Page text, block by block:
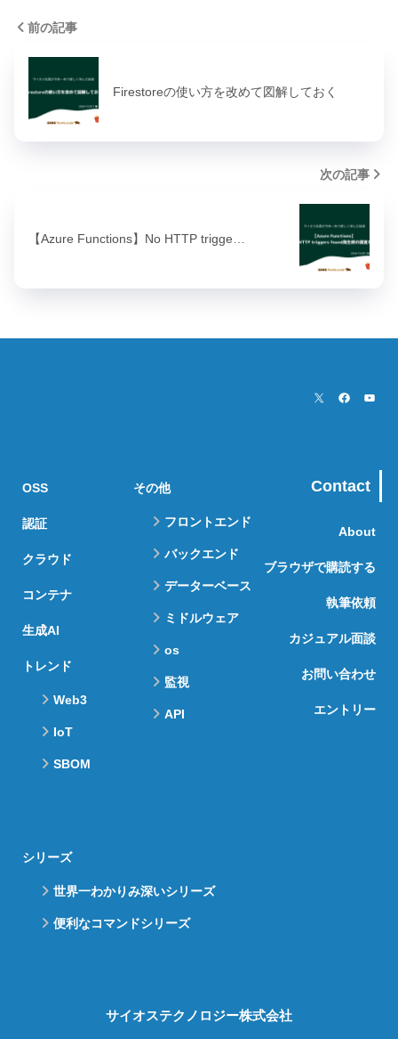
前の記事
Firestoreの使い方を改めて図解しておく
次の記事
【Azure Functions】No HTTP trigge…
OSS
認証
クラウド
コンテナ
生成AI
トレンド
Web3
IoT
SBOM
その他
フロントエンド
バックエンド
データーベース
ミドルウェア
os
監視
API
シリーズ
世界一わかりみ深いシリーズ
便利なコマンドシリーズ
Contact
About
ブラウザで購読する
執筆依頼
カジュアル面談
お問い合わせ
エントリー
サイオステクノロジー株式会社